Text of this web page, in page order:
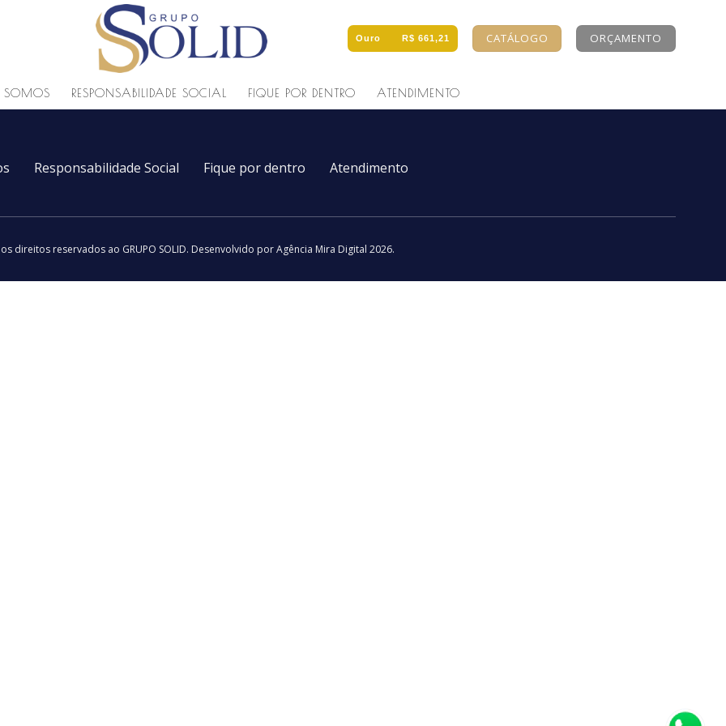
Ouro R$ 661,21 CATÁLOGO ORÇAMENTO
SOMOS RESPONSABILIDADE SOCIAL FIQUE POR DENTRO ATENDIMENTO
Responsabilidade Social Fique por dentro Atendimento
direitos reservados ao GRUPO SOLID. Desenvolvido por Agência Mira Digital 2026.